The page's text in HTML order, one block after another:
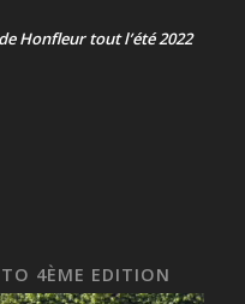
Honfleur tout l’été 2022
4ÈME EDITION